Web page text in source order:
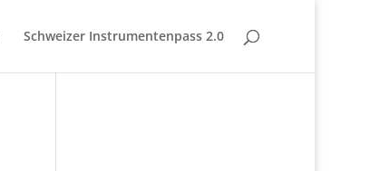
Schweizer Instrumentenpass 2.0